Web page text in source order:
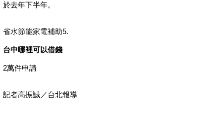
於去年下半年。
省水節能家電補助5.
台中哪裡可以借錢
2萬件申請
記者高振誠／台北報導